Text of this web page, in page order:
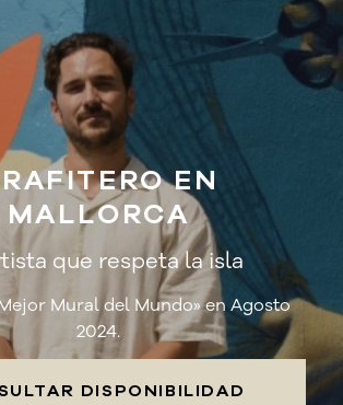
EN
MALLORCA
que respeta la isla
Mural del Mundo» en Agosto
2024.
DISPONIBILIDAD